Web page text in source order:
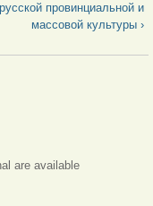
русской провинциальной и
массовой культуры ›
are available
external)